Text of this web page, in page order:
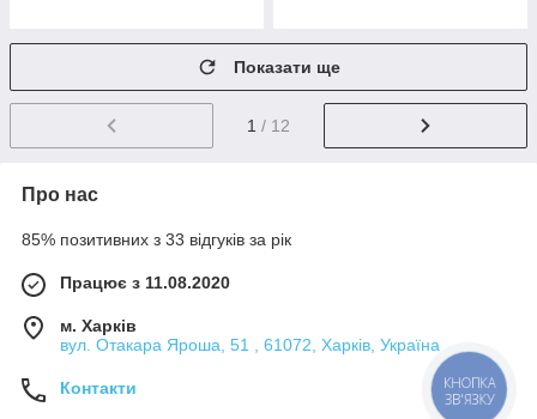
Показати ще
1 / 12
Про нас
85% позитивних з 33 відгуків за рік
Працює з 11.08.2020
м. Харків
вул. Отакара Яроша, 51 , 61072, Харків, Україна
Контакти
КНОПКА
ЗВ'ЯЗКУ